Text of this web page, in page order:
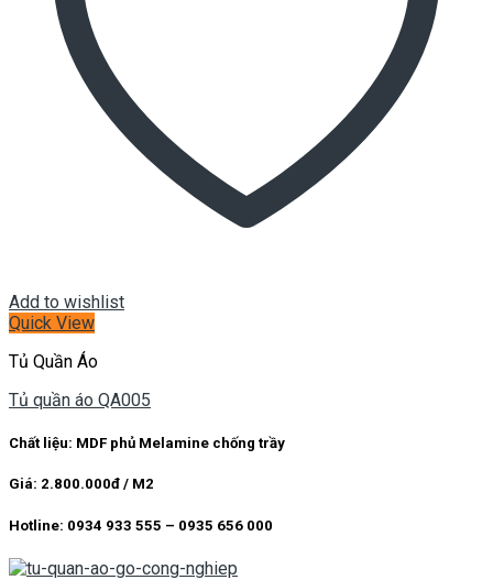
Add to wishlist
Quick View
Tủ Quần Áo
Tủ quần áo QA005
Chất liệu: MDF phủ Melamine chống trầy
Giá: 2.800.000đ / M2
Hotline: 0934 933 555 – 0935 656 000